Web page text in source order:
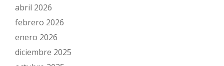
abril 2026
febrero 2026
enero 2026
diciembre 2025